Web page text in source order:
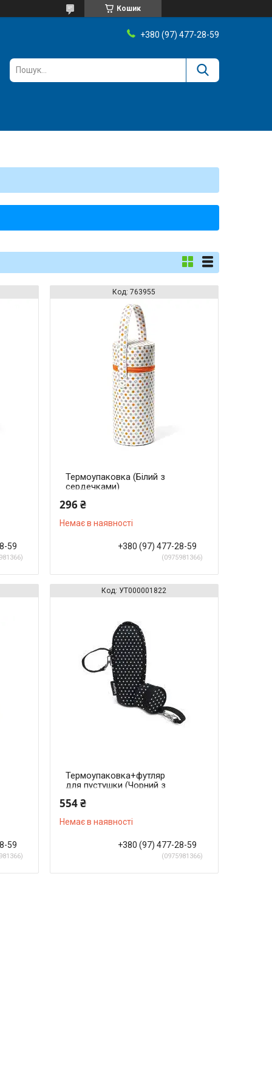
Кошик
+380 (97) 477-28-59
59
763955
Термоупаковка (Білий з
сердечками)
296 ₴
Немає в наявності
+380 (97) 477-28-59
0975981366
59
УТ000001822
Термоупаковка+футляр
для пустушки (Чорний з
554 ₴
Немає в наявності
+380 (97) 477-28-59
0975981366